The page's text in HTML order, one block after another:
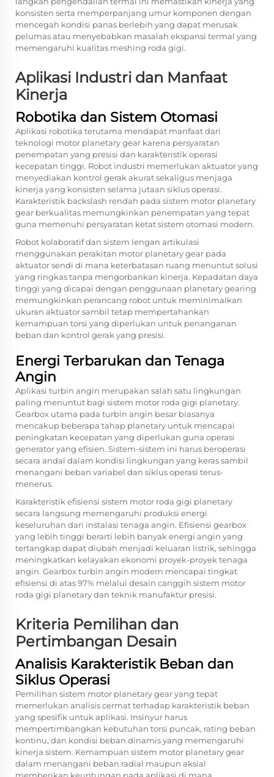
konsisten serta memperpanjang umur komponen dengan
mencegah kondisi panas berlebih yang dapat merusak
pelumas atau menyebabkan masalah ekspansi termal yang
memengaruhi kualitas meshing roda gigi.
Aplikasi Industri dan Manfaat
Kinerja
Robotika dan Sistem Otomasi
Aplikasi robotika terutama mendapat manfaat dari
teknologi motor planetary gear karena persyaratan
penempatan yang presisi dan karakteristik operasi
kecepatan tinggi. Robot industri memerlukan aktuator yang
menyediakan kontrol gerak akurat sekaligus menjaga
kinerja yang konsisten selama jutaan siklus operasi.
Karakteristik backslash rendah pada sistem motor planetary
gear berkualitas memungkinkan penempatan yang tepat
guna memenuhi persyaratan ketat sistem otomasi modern.
Robot kolaboratif dan sistem lengan artikulasi
menggunakan perakitan motor planetary gear pada
aktuator sendi di mana keterbatasan ruang menuntut solusi
yang ringkas tanpa mengorbankan kinerja. Kepadatan daya
tinggi yang dicapai dengan penggunaan planetary gearing
memungkinkan perancang robot untuk meminimalkan
ukuran aktuator sambil tetap mempertahankan
kemampuan torsi yang diperlukan untuk penanganan
beban dan kontrol gerak yang presisi.
Energi Terbarukan dan Tenaga
Angin
Aplikasi turbin angin merupakan salah satu lingkungan
paling menuntut bagi sistem motor roda gigi planetary.
Gearbox utama pada turbin angin besar biasanya
mencakup beberapa tahap planetary untuk mencapai
peningkatan kecepatan yang diperlukan guna operasi
generator yang efisien. Sistem-sistem ini harus beroperasi
secara andal dalam kondisi lingkungan yang keras sambil
menangani beban variabel dan siklus operasi terus-
menerus.
Karakteristik efisiensi sistem motor roda gigi planetary
secara langsung memengaruhi produksi energi
keseluruhan dari instalasi tenaga angin. Efisiensi gearbox
yang lebih tinggi berarti lebih banyak energi angin yang
tertangkap dapat diubah menjadi keluaran listrik, sehingga
meningkatkan kelayakan ekonomi proyek-proyek tenaga
angin. Gearbox turbin angin modern mencapai tingkat
efisiensi di atas 97% melalui desain canggih sistem motor
roda gigi planetary dan teknik manufaktur presisi.
Kriteria Pemilihan dan
Pertimbangan Desain
Analisis Karakteristik Beban dan
Siklus Operasi
Pemilihan sistem motor planetary gear yang tepat
memerlukan analisis cermat terhadap karakteristik beban
yang spesifik untuk aplikasi. Insinyur harus
mempertimbangkan kebutuhan torsi puncak, rating beban
kontinu, dan kondisi beban dinamis yang memengaruhi
kinerja sistem. Kemampuan sistem motor planetary gear
dalam menangani beban radial maupun aksial